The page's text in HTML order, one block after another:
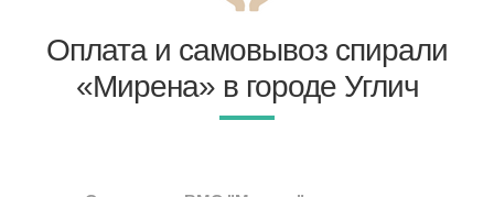
Оплата и самовывоз спирали
«Мирена» в городе Углич